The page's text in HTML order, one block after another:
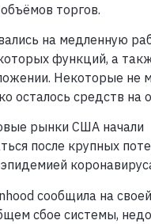
торгов.
на медленную
функций, а
Некоторые не
осталось средств на
рынки США начали
после крупных
сообщила на
сбое системы,